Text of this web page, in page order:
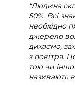
“Людина
50%. Всі
необхідно
джерело
дихаємо,
з повітря.
тою чи
називають